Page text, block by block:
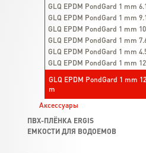
GLQ EPDM PondGard 1 mm
GLQ EPDM PondGard 1 mm
GLQ EPDM PondGard 1 mm
GLQ EPDM PondGard 1 mm
GLQ EPDM PondGard 1 mm
GLQ EPDM PondGard 1 mm
GLQ EPDM PondGard 1 mm
m
Аксессуары
ПВХ-ПЛЁНКА ERGIS
ЕМКОСТИ ДЛЯ ВОДОЕМОВ